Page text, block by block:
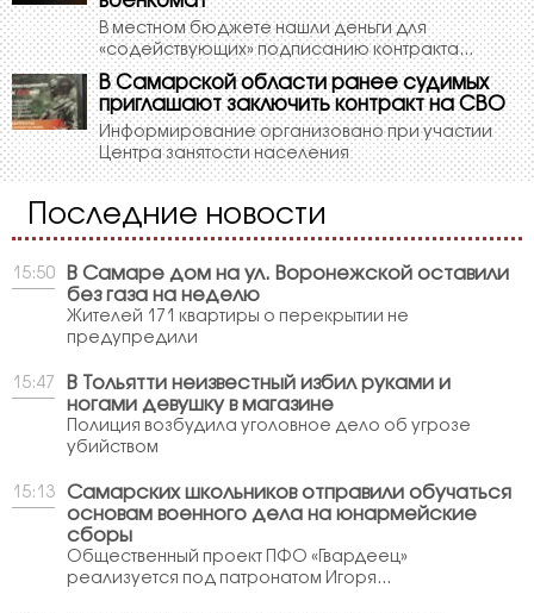
В местном бюджете нашли деньги для
«содействующих» подписанию контракта...
В Самарской области ранее судимых
приглашают заключить контракт на СВО
Информирование организовано при участии
Центра занятости населения
Последние новости
15:50
В Самаре дом на ул. Воронежской оставили
без газа на неделю
Жителей 171 квартиры о перекрытии не
предупредили
15:47
В Тольятти неизвестный избил руками и
ногами девушку в магазине
Полиция возбудила уголовное дело об угрозе
убийством
15:13
Самарских школьников отправили обучаться
основам военного дела на юнармейские
сборы
Общественный проект ПФО «Гвардеец»
реализуется под патронатом Игоря...